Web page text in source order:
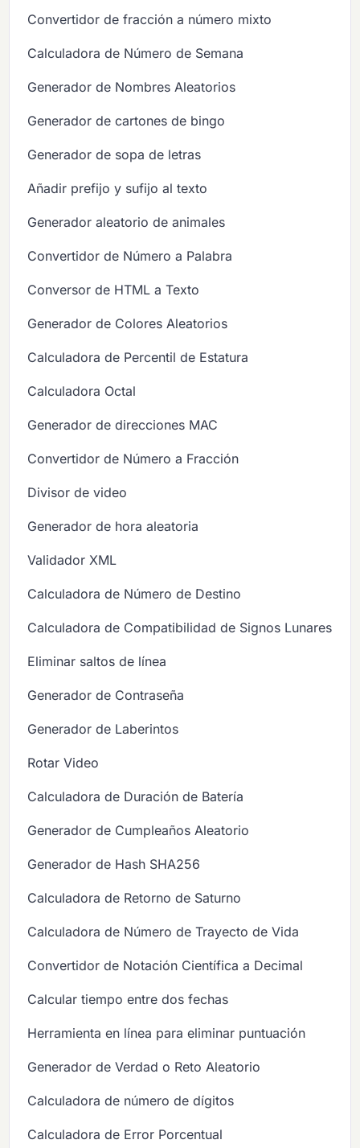
Convertidor de fracción a número mixto
Calculadora de Número de Semana
Generador de Nombres Aleatorios
Generador de cartones de bingo
Generador de sopa de letras
Añadir prefijo y sufijo al texto
Generador aleatorio de animales
Convertidor de Número a Palabra
Conversor de HTML a Texto
Generador de Colores Aleatorios
Calculadora de Percentil de Estatura
Calculadora Octal
Generador de direcciones MAC
Convertidor de Número a Fracción
Divisor de video
Generador de hora aleatoria
Validador XML
Calculadora de Número de Destino
Calculadora de Compatibilidad de Signos Lunares
Eliminar saltos de línea
Generador de Contraseña
Generador de Laberintos
Rotar Video
Calculadora de Duración de Batería
Generador de Cumpleaños Aleatorio
Generador de Hash SHA256
Calculadora de Retorno de Saturno
Calculadora de Número de Trayecto de Vida
Convertidor de Notación Científica a Decimal
Calcular tiempo entre dos fechas
Herramienta en línea para eliminar puntuación
Generador de Verdad o Reto Aleatorio
Calculadora de número de dígitos
Calculadora de Error Porcentual